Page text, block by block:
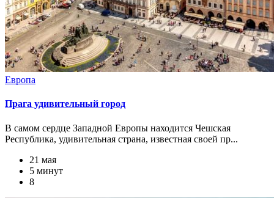
Европа
Прага удивительный город
В самом сердце Западной Европы находится Чешская
Республика, удивительная страна, известная своей пр...
21 мая
5 минут
8